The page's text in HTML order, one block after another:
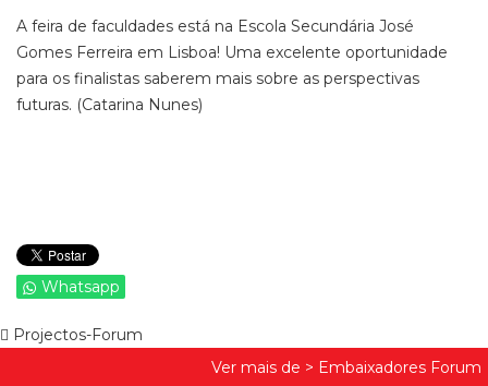
A feira de faculdades está na Escola Secundária José
Gomes Ferreira em Lisboa! Uma excelente oportunidade
para os finalistas saberem mais sobre as perspectivas
futuras. (Catarina Nunes)
Whatsapp
Projectos-Forum
Ver mais de > Embaixadores Forum